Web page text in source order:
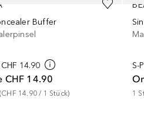
Buffer
CHF 14.90
CHF 14.90
CHF 14.90 / 1 Stück)
S-
1